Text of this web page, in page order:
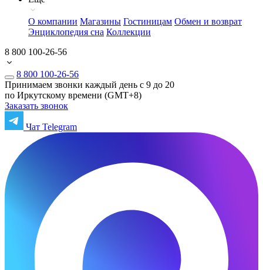
О компании Магазины Гостиницам Обмен и возврат
Энциклопедия сна Коллекции
8 800 100-26-56
8 800 100-26-56
Принимаем звонки каждый день с 9 до 20
по Иркутскому времени (GMT+8)
Заказать звонок
Чат Telegram